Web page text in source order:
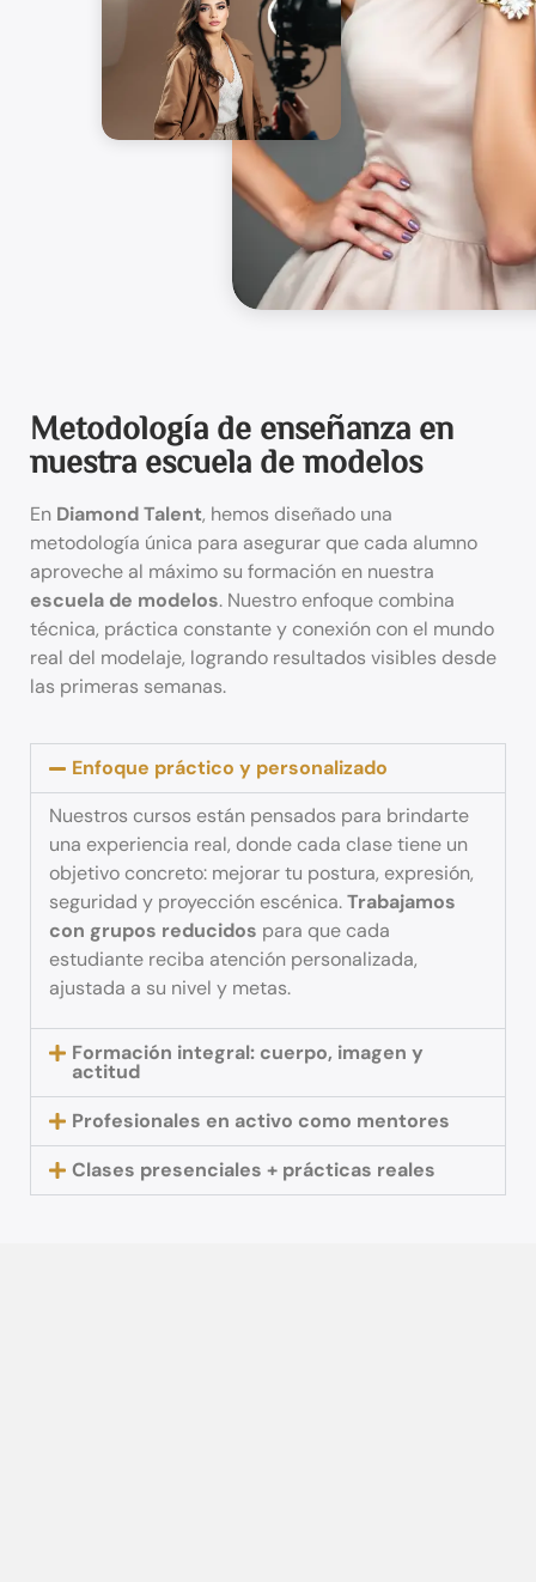
Metodología de enseñanza en
nuestra escuela de modelos
En Diamond Talent, hemos diseñado una
metodología única para asegurar que cada alumno
aproveche al máximo su formación en nuestra
escuela de modelos. Nuestro enfoque combina
técnica, práctica constante y conexión con el mundo
real del modelaje, logrando resultados visibles desde
las primeras semanas.
Enfoque práctico y personalizado
Nuestros cursos están pensados para brindarte
una experiencia real, donde cada clase tiene un
objetivo concreto: mejorar tu postura, expresión,
seguridad y proyección escénica.Trabajamos
con grupos reducidos para que cada
estudiante reciba atención personalizada,
ajustada a su nivel y metas.
Formación integral: cuerpo, imagen y
actitud
Profesionales en activo como mentores
Clases presenciales + prácticas reales